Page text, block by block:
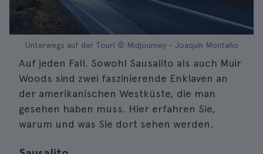
Unterwegs auf der Tour| © Midjourney - Joaquín Montaño
Auf jeden Fall. Sowohl Sausalito als auch Muir
Woods sind zwei faszinierende Enklaven an
der amerikanischen Westküste, die man
gesehen haben muss. Hier erfahren Sie,
warum und was Sie dort sehen werden.